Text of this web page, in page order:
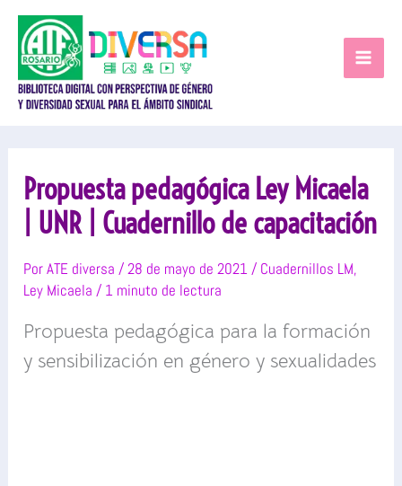
contenido
Propuesta pedagógica Ley Micaela
| UNR | Cuadernillo de capacitación
PorATE diversa/28 de mayo de 2021/ Cuadernillos LM,
Ley Micaela / 1 minuto de lectura
Propuesta pedagógica para la formación
y sensibilización en género y sexualidades